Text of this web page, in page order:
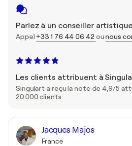
Parlez à un conseiller artistique
Appel +33 1 76 44 06 42ounous
Les clients attribuent à
Singulart a reçu la note de 4,9/5
20 000 clients.
Jacques Majos
France